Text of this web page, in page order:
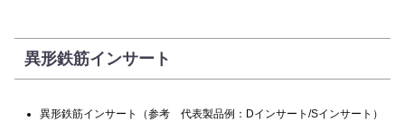
異形鉄筋インサート
異形鉄筋インサート（参考 代表製品例：Dインサート/Sインサート）